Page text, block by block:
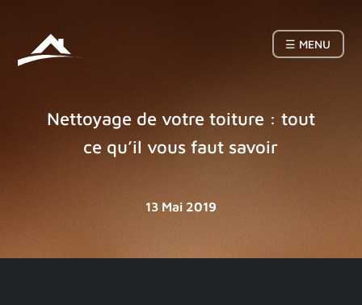
☰ MENU
Nettoyage de votre toiture : tout
ce qu’il vous faut savoir
13 Mai 2019